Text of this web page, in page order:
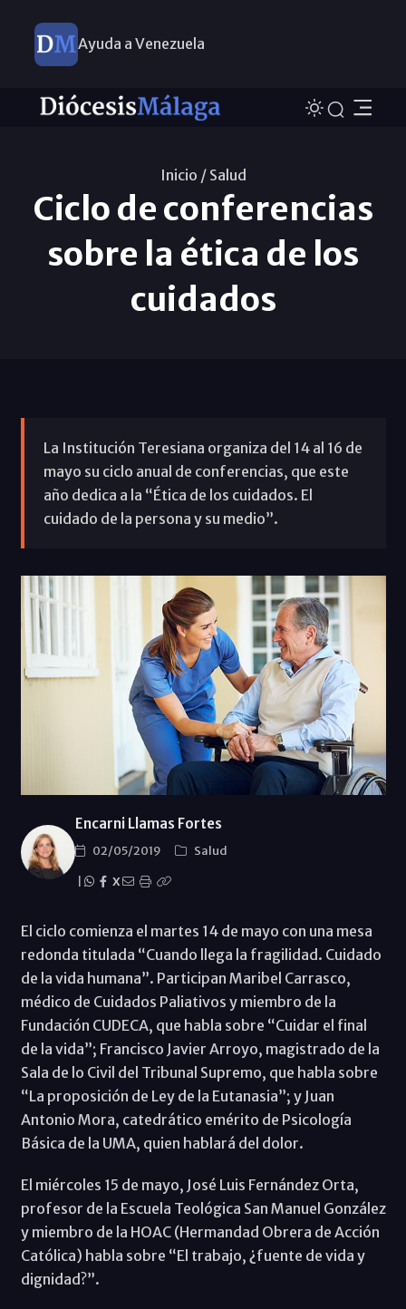
Ayuda a Venezuela
Inicio / Salud
Ciclo de conferencias
sobre la ética de los
cuidados
La Institución Teresiana organiza del 14 al 16 de
mayo su ciclo anual de conferencias, que este
año dedica a la “Ética de los cuidados. El
cuidado de la persona y su medio”.
Encarni Llamas Fortes
02/05/2019
Salud
X
El ciclo comienza el martes 14 de mayo con una mesa
redonda titulada “Cuando llega la fragilidad. Cuidado
de la vida humana”. Participan Maribel Carrasco,
médico de Cuidados Paliativos y miembro de la
Fundación CUDECA, que habla sobre “Cuidar el final
de la vida”; Francisco Javier Arroyo, magistrado de la
Sala de lo Civil del Tribunal Supremo, que habla sobre
“La proposición de Ley de la Eutanasia”; y Juan
Antonio Mora, catedrático emérito de Psicología
Básica de la UMA, quien hablará del dolor.
El miércoles 15 de mayo, José Luis Fernández Orta,
profesor de la Escuela Teológica San Manuel González
y miembro de la HOAC (Hermandad Obrera de Acción
Católica) habla sobre “El trabajo, ¿fuente de vida y
dignidad?”.